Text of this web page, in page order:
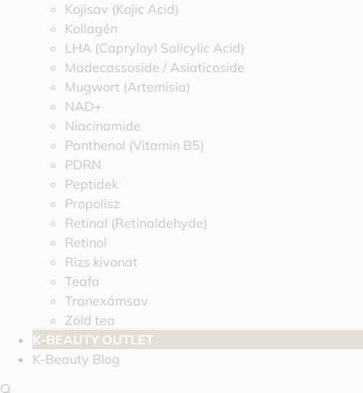
Kojisav (Kojic Acid)
Kollagén
LHA (Capryloyl Salicylic Acid)
Madecassoside / Asiaticoside
Mugwort (Artemisia)
NAD+
Niacinamide
Panthenol (Vitamin B5)
PDRN
Peptidek
Propolisz
Retinal (Retinaldehyde)
Retinol
Rizs kivonat
Teafa
Tranexámsav
Zöld tea
K-BEAUTY OUTLET
K-Beauty Blog